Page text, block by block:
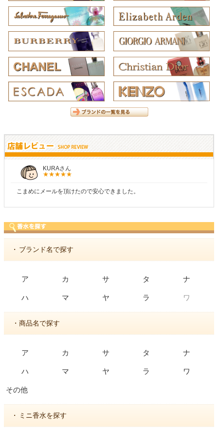
KURAさん
こまめにメールを頂けたので安心できました。
・ ブランド名で探す
ア カ サ タ ナ
ハ マ ヤ ラ ワ
・商品名で探す
ア カ サ タ ナ
ハ マ ヤ ラ ワ
その他
・ ミニ香水を探す